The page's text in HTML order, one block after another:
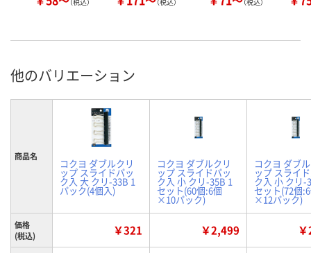
他のバリエーション
商品名
コクヨ ダブルクリ
ップ スライドパッ
ク入 大 クリ-33B 1
パック(4個入)
コクヨ ダブルクリ
ップ スライドパッ
ク入 小 クリ-35B 1
セット(60個:6個
×10パック)
コクヨ ダブ
ップ スライ
ク入 小 クリ-
セット(72個
×12パック)
価格
(税込)
￥321 ￥2,499